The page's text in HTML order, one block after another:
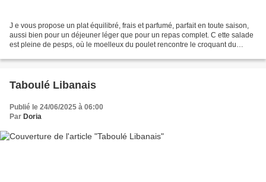
J e vous propose un plat équilibré, frais et parfumé, parfait en toute saison,
aussi bien pour un déjeuner léger que pour un repas complet. C ette salade
est pleine de pesps, où le moelleux du poulet rencontre le croquant du
Taboulé Libanais
Publié le 24/06/2025 à 06:00
Par Doria